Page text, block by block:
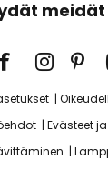
meidät
Evästeet